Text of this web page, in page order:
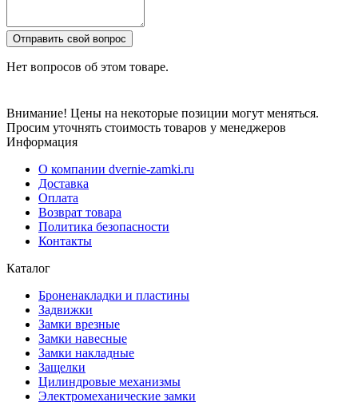
Отправить свой вопрос
Нет вопросов об этом товаре.
Внимание! Цены на некоторые позиции могут меняться.
Просим уточнять стоимость товаров у менеджеров
Информация
О компании dvernie-zamki.ru
Доставка
Оплата
Возврат товара
Политика безопасности
Контакты
Каталог
Броненакладки и пластины
Задвижки
Замки врезные
Замки навесные
Замки накладные
Защелки
Цилиндровые механизмы
Электромеханические замки